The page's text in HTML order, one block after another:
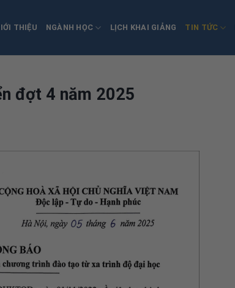
THIỆU NGÀNH HỌC LỊCH KHAI GIẢNG TIN TỨC
đợt 4 năm 2025